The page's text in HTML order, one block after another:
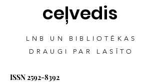
ceļvedis
LNB UN BIBLIOTĒKAS
DRAUGI PAR LASĪTO
ISSN2592-8392